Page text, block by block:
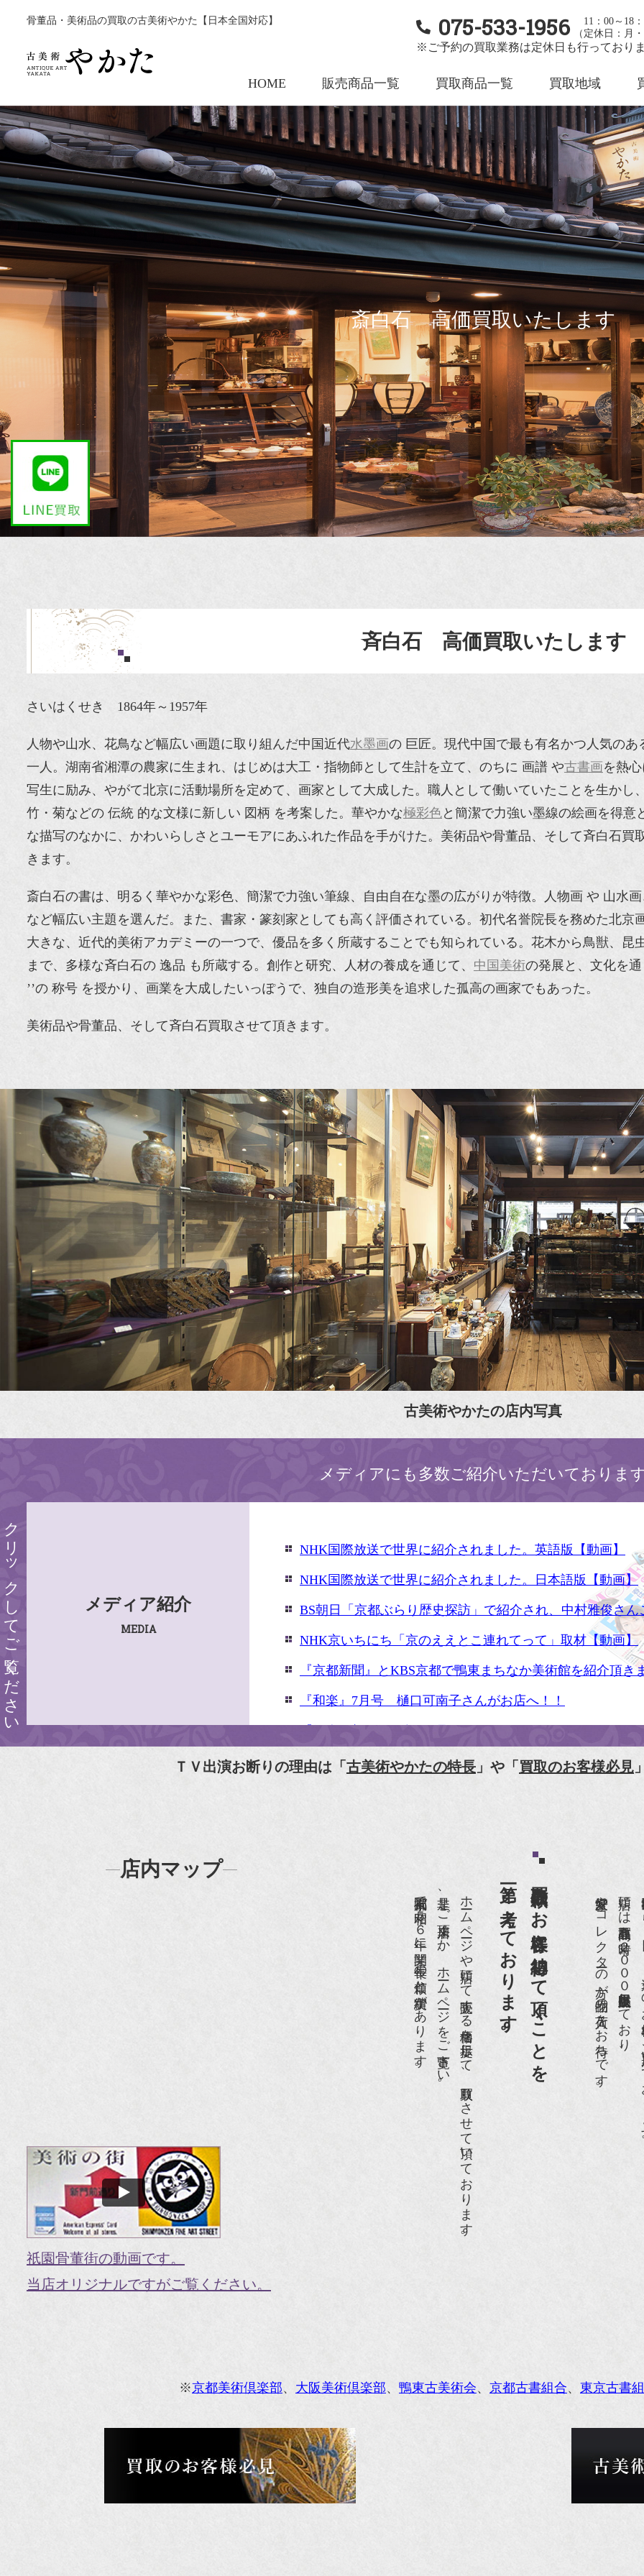
骨董品・美術品の買取の古美術やかた【日本全国対応】 075-533-1956
11：00～18
（定休日：月
※ご予約の買取業務は定休日も行っており
HOME 販売商品一覧 買取商品一覧 買取地域
斎白石 高価買取いたします
斉白石 高価買取いたします
さいはくせき 1864年～1957年
人物や山水、花鳥など幅広い画題に取り組んだ中国近代水墨画の 巨匠。現代中国で最も有名かつ人気のあ
一人。湖南省湘潭の農家に生まれ、はじめは大工・指物師として生計を立て、のちに 画譜 や古書画を熱
写生に励み、やがて北京に活動場所を定めて、画家として大成した。職人として働いていたことを生かし
竹・菊などの 伝統 的な文様に新しい 図柄 を考案した。華やかな極彩色と簡潔で力強い墨線の絵画を得意
な描写のなかに、かわいらしさとユーモアにあふれた作品を手がけた。美術品や骨董品、そして斉白石買
きます。
斎白石の書は、明るく華やかな彩色、簡潔で力強い筆線、自由自在な墨の広がりが特徴。人物画 や 山水
など幅広い主題を選んだ。また、書家・篆刻家としても高く評価されている。初代名誉院長を務めた北京
大きな、近代的美術アカデミーの一つで、優品を多く所蔵することでも知られている。花木から鳥獣、
まで、多様な斉白石の 逸品 も所蔵する。創作と研究、人材の養成を通じて、 中国美術の発展と、文化を
’’の 称号 を授かり、画業を大成したいっぽうで、独自の造形美を追求した孤高の画家でもあった。
美術品や骨董品、そして斉白石買取させて頂きます。
古美術やかたの店内写真
メディアにも多数ご紹介いただいておりま
クリックしてご覧ください メディア紹介
MEDIA
NHK国際放送で世界に紹介されました。英語版【動画】
NHK国際放送で世界に紹介されました。日本語版【動画】
BS朝日「京都ぶらり歴史探訪」で紹介され、中村雅俊さん
NHK京いちにち「京のええとこ連れてって」取材【動画】
『京都新聞』とKBS京都で鴨東まちなか美術館を紹介頂き
『和楽』7月号 樋口可南子さんがお店へ！！
『樋口可南子の古寺散歩』（5月17日発行）
『FIGARO japon』12月号
『mr partner』2011年2月号
2009年11月 『週刊現代』2009年11月28日号
『Hanako WEST』4月号
『骨董古美術の愉しみ方』（4月16日発行）
『ORANGE travel』2006年 SUMMER
国際交流サービス協会に2017年6月７日紹介頂きました。
『花時間』7月号
『東京育ちの京都案内』麻生圭子著 文芸春秋刊
『私のアンティーク』
ＴＶ出演お断りの理由は「 古美術やかたの特長 」や「 買取のお客様必見
店内マップ
祇園骨董街の動画です。
当店オリジナルですがご覧ください。
世界各
店頭には買取商品を常時２０００点以上展示販売しており、
愛好家やコレクターの方が品物の入荷をお待ちです。
買取依頼のお客様に納得して頂くことを
第一と考えております。
ホームページや店頭にて販売する価格を提示して、買取りさせて頂いております。
是非、ご来店頂くか、ホームページをご覧下さい。
京都祇園で昭和５６年に開業、長年の信頼と実績があります。
※京都美術倶楽部、 大阪美術倶楽部、 鴨東古美術会、 京都古書組合、 東京古書